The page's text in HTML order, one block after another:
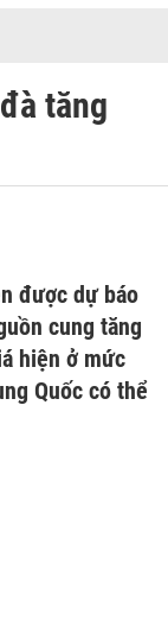
tăng
được dự báo
cung tăng
hiện ở mức
Quốc có thể